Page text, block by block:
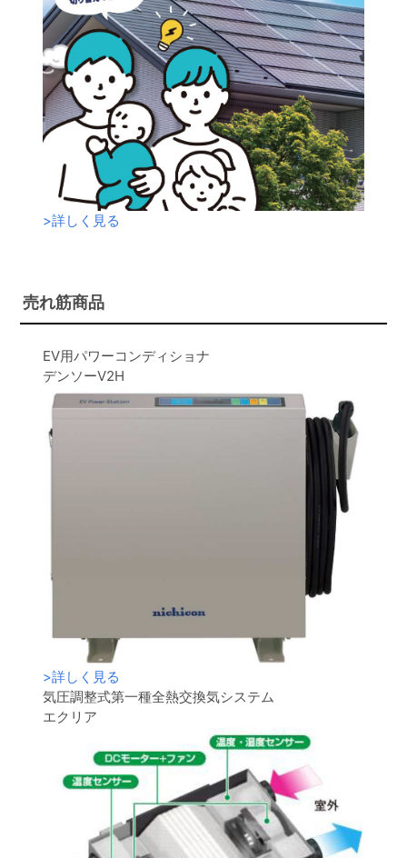
>詳しく見る
売れ筋商品
EV用パワーコンディショナ
デンソーV2H
>詳しく見る
気圧調整式第一種全熱交換気システム
エクリア